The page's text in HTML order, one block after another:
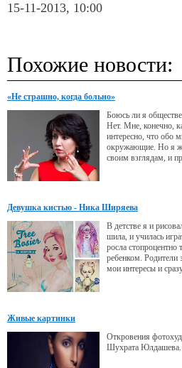
15-11-2013, 10:00
Похожие новости:
«Не страшно, когда больно»
Боюсь ли я
Нет. Мне, конечно,
интересно, что обо
окружающие. Но я
своим взглядам, и
Девушка кистью - Ника Ширяева
В детстве я и
шила, и училась
росла стопроцентно
ребенком. Родители
мои интересы и
удивительно
иллюстрациями фей,
Книжка меня
Живые картинки
Откровения
Шухрата Юлдашева.